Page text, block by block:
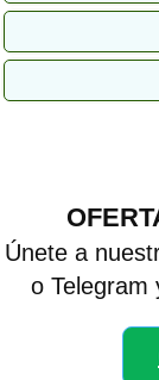
Únete a
o Telegram